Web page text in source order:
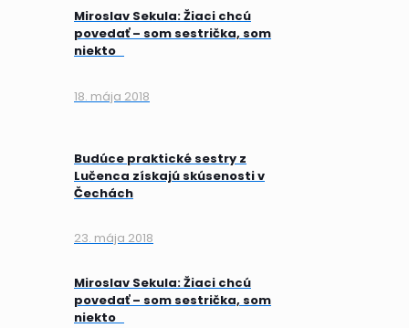
Miroslav Sekula: Žiaci chcú
povedať – som sestrička, som
niekto
18. mája 2018
Budúce praktické sestry z
Lučenca získajú skúsenosti v
Čechách
23. mája 2018
Miroslav Sekula: Žiaci chcú
povedať – som sestrička, som
niekto